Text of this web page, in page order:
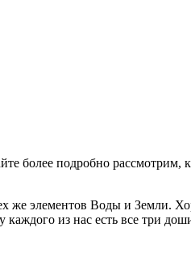
более подробно рассмотрим,
же элементов Воды и Земли.
из нас есть все три